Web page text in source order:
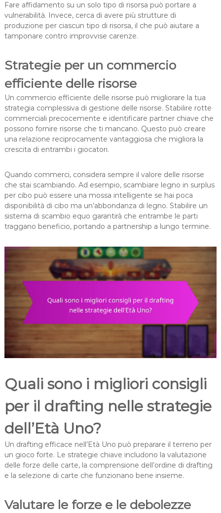
Fare affidamento su un solo tipo di risorsa può portare a
vulnerabilità. Invece, cerca di avere più strutture di
produzione per ciascun tipo di risorsa, il che può aiutare a
tamponare contro improvvise carenze.
Strategie per un commercio
efficiente delle risorse
Un commercio efficiente delle risorse può migliorare la tua
strategia complessiva di gestione delle risorse. Stabilire rotte
commerciali precocemente e identificare partner chiave che
possono fornire risorse che ti mancano. Questo può creare
una relazione reciprocamente vantaggiosa che migliora la
crescita di entrambi i giocatori.
Quando commerci, considera sempre il valore delle risorse
che stai scambiando. Ad esempio, scambiare legno in surplus
per cibo può essere una mossa intelligente se hai poca
disponibilità di cibo ma un’abbondanza di legno. Stabilire un
sistema di scambio equo garantirà che entrambe le parti
traggano beneficio, portando a partnership a lungo termine.
Quali sono i migliori consigli
per il drafting nelle strategie
dell’Età Uno?
Un drafting efficace nell’Età Uno può preparare il terreno per
un gioco forte. Le strategie chiave includono la valutazione
delle forze delle carte, la comprensione dell’ordine di drafting
e la selezione di carte che funzionano bene insieme.
Valutare le forze e le debolezze